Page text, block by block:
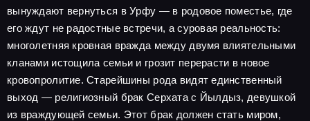
вынуждают вернуться в Урфу — в родовое поместье, где
его ждут не радостные встречи, а суровая реальность:
многолетняя кровная вражда между двумя влиятельными
кланами истощила семьи и грозит перерасти в новое
кровопролитие. Старейшины рода видят единственный
выход — религиозный брак Серхата с Йылдыз, девушкой
из враждующей семьи. Этот брак должен стать миром,